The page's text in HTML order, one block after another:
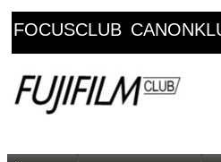
FOCUSCLUB